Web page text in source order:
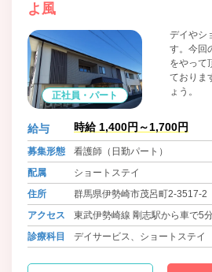
よ風
正社員・パート
デイやシ
す。今回
をやって
ておりま
ょう。
給与 時給 1,400円～1,700円
募集形態
看護師（日勤パート）
配属
ショートステイ
住所
群馬県伊勢崎市茂呂町2-3517-2
アクセス
東武伊勢崎線 剛志駅から車で5
診療科目
デイサービス、ショートステイ